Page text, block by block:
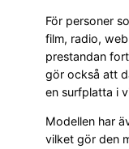
För personer
film, radio,
prestandan
gör också att
en surfplatta i
Modellen har
vilket gör den